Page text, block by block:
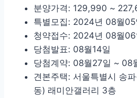
분양가격: 129,990 ~
특별모집: 2024년 08월05
청약접수: 2024년 08월
당첨발표: 08월14일
당첨계약: 08월27일 ~ 08
견본주택: 서울특별시 송
동) 래미안갤러리 3층